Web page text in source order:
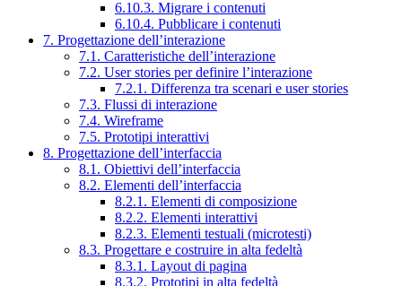
6.10.3. Migrare i contenuti
6.10.4. Pubblicare i contenuti
7. Progettazione dell’interazione
7.1. Caratteristiche dell’interazione
7.2. User stories per definire l’interazione
7.2.1. Differenza tra scenari e user stories
7.3. Flussi di interazione
7.4. Wireframe
7.5. Prototipi interattivi
8. Progettazione dell’interfaccia
8.1. Obiettivi dell’interfaccia
8.2. Elementi dell’interfaccia
8.2.1. Elementi di composizione
8.2.2. Elementi interattivi
8.2.3. Elementi testuali (microtesti)
8.3. Progettare e costruire in alta fedeltà
8.3.1. Layout di pagina
8.3.2. Prototipi in alta fedeltà